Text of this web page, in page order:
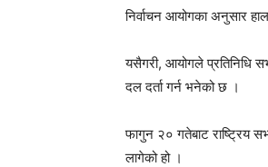
निर्वाचन आयोगका अनुसार
यसैगरी, आयोगले प्रतिनिधि
दल दर्ता गर्न भनेको छ ।
फागुन २० गतेबाट राष्ट्रिय
लागेको हो ।